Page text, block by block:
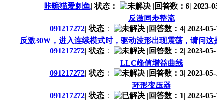
咔嚓猫爱刺鱼| 状态： | 回答数：6| 2023-
反激同步整流
091217272| 状态： | 回答数：4| 2023-
反激30W，进入连续模式时，驱动波形出现震荡，请问这
091217272| 状态： | 回答数：2| 2023-
LLC峰值增益曲线
091217272| 状态： | 回答数：3| 2023-
环形变压器
091217272| 状态： | 回答数：1| 2023-